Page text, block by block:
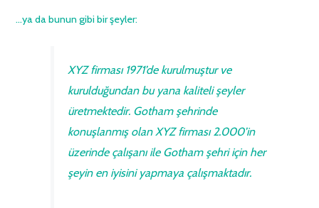
…ya da bunun gibi bir şeyler:
XYZ firması 1971’de kurulmuştur ve
kurulduğundan bu yana kaliteli şeyler
üretmektedir. Gotham şehrinde
konuşlanmış olan XYZ firması 2.000’in
üzerinde çalışanı ile Gotham şehri için her
şeyin en iyisini yapmaya çalışmaktadır.